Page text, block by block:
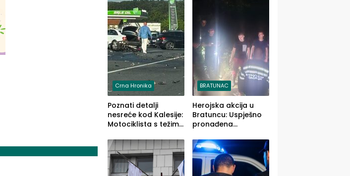
Crna Hronika
Poznati detalji
nesreće kod Kalesije:
Motociklista s težim,
lakšim povredama
BRATUNAC
Herojska akcija u
Bratuncu: Uspješno
pronađena
a Ivanka Lazić,
rodom iz Kravice.